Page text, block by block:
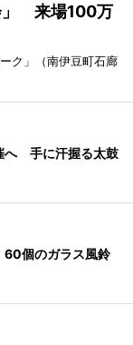
」 来場100万
ク」（南伊豆町石廊
へ 手に汗握る太鼓
個のガラス風鈴